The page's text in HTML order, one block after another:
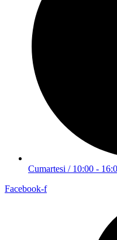
Cumartesi / 10:00 -
Facebook-f